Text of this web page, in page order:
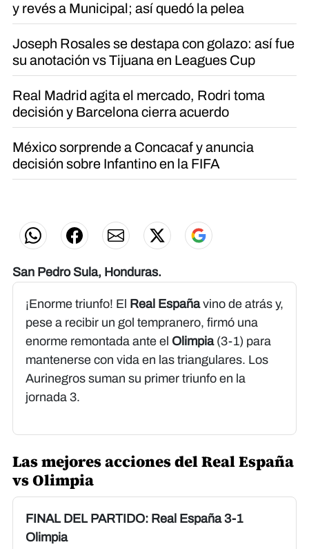
y revés a Municipal; así quedó la pelea
Joseph Rosales se destapa con golazo: así fue
su anotación vs Tijuana en Leagues Cup
Real Madrid agita el mercado, Rodri toma
decisión y Barcelona cierra acuerdo
México sorprende a Concacaf y anuncia
decisión sobre Infantino en la FIFA
San Pedro Sula, Honduras.
¡Enorme triunfo! El Real Españavino de atrás y,
pese a recibir un gol tempranero, firmó una
enorme remontada ante el Olimpia (3-1) para
mantenerse con vida en las triangulares. Los
Aurinegros suman su primer triunfo en la
jornada 3.
Las mejores acciones del Real España
vs Olimpia
FINAL DEL PARTIDO: Real España 3-1
Olimpia